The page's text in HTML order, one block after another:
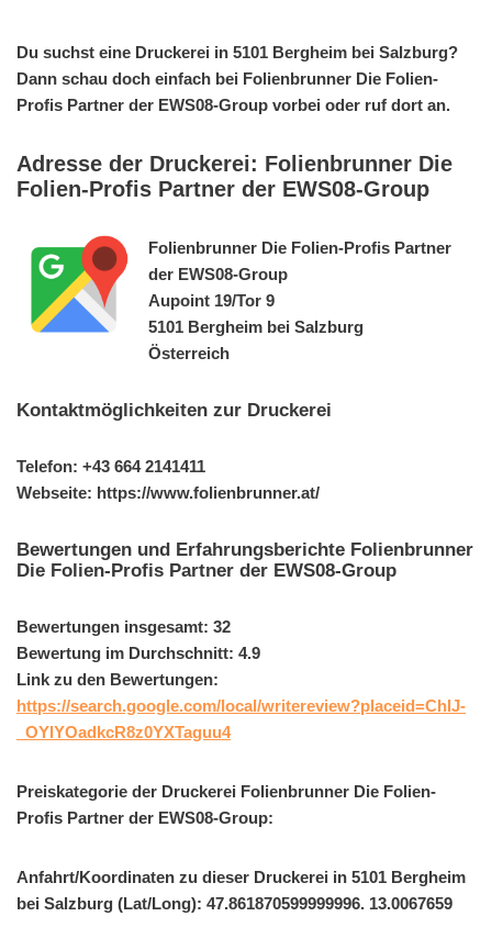
Du suchst eine Druckerei in 5101 Bergheim bei Salzburg?
Dann schau doch einfach bei Folienbrunner Die Folien-
Profis Partner der EWS08-Group vorbei oder ruf dort an.
Adresse der Druckerei: Folienbrunner Die
Folien-Profis Partner der EWS08-Group
Folienbrunner Die Folien-Profis Partner
der EWS08-Group
Aupoint 19/Tor 9
5101 Bergheim bei Salzburg
Österreich
Kontaktmöglichkeiten zur Druckerei
Telefon: +43 664 2141411
Webseite: https://www.folienbrunner.at/
Bewertungen und Erfahrungsberichte Folienbrunner
Die Folien-Profis Partner der EWS08-Group
Bewertungen insgesamt: 32
Bewertung im Durchschnitt: 4.9
Link zu den Bewertungen:
https://search.google.com/local/writereview?placeid=ChIJ-
_OYIYOadkcR8z0YXTaguu4
Preiskategorie der Druckerei Folienbrunner Die Folien-
Profis Partner der EWS08-Group:
Anfahrt/Koordinaten zu dieser Druckerei in 5101 Bergheim
bei Salzburg (Lat/Long): 47.861870599999996. 13.0067659